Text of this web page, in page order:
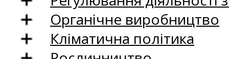
Органічне виробництво
Кліматична політика